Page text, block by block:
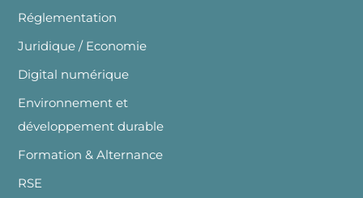
Réglementation
Juridique / Economie
Digital numérique
Environnement et
développement durable
Formation & Alternance
RSE